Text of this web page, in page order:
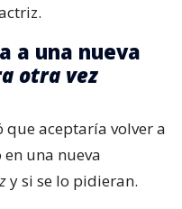
a una nueva
otra vez
que aceptaría volver a
una nueva
y si se lo pidieran.